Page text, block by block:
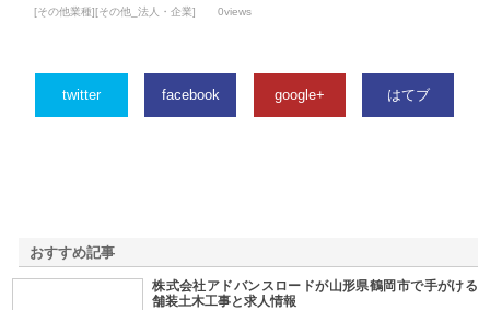
[その他業種][その他_法人・企業] 0views
twitter facebook google+ はてブ
おすすめ記事
株式会社アドバンスロードが山形県鶴岡市で手がける
舗装土木工事と求人情報